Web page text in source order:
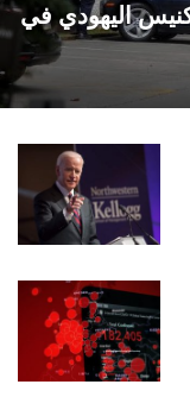
في كنيس اليهودي في